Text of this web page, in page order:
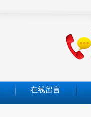
在线留言